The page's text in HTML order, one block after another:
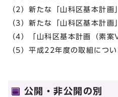
（2）新たな「山科区基本計画
（3）新たな「山科区基本計画
（4）「山科区基本計画（素
（5）平成22年度の取組につい
公開・非公開の別